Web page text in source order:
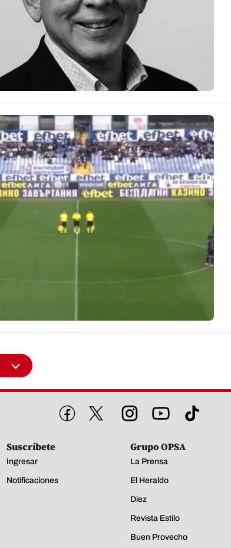
Suscríbete
Ingresar
Notificaciones
Grupo OPSA
La Prensa
El Heraldo
Diez
Revista Estilo
Buen Provecho